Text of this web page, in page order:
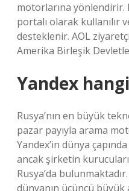
motorlarına
portalı olarak kullanılır
desteklenir. AOL
Amerika Birleşik
Yandex
Rusya’nın en büyük
pazar payıyla arama
Yandex’in dünya
ancak şirketin
Rusya’da
dünyanın üçüncü